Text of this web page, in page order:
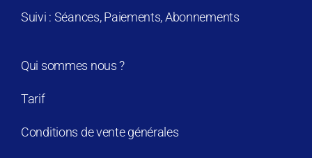
Suivi : Séances, Paiements, Abonnements
Qui sommes nous ?
Tarif
Conditions de vente générales